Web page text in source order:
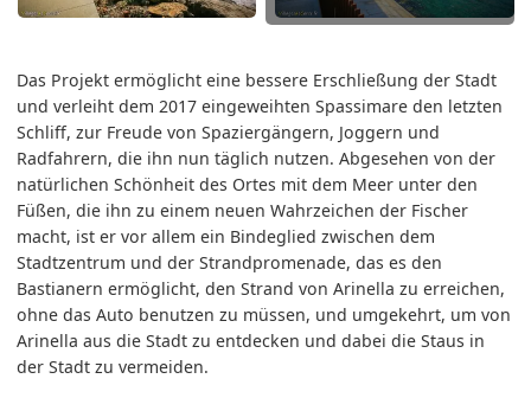
Das Projekt ermöglicht eine bessere Erschließung der Stadt
und verleiht dem 2017 eingeweihten Spassimare den letzten
Schliff, zur Freude von Spaziergängern, Joggern und
Radfahrern, die ihn nun täglich nutzen. Abgesehen von der
natürlichen Schönheit des Ortes mit dem Meer unter den
Füßen, die ihn zu einem neuen Wahrzeichen der Fischer
macht, ist er vor allem ein Bindeglied zwischen dem
Stadtzentrum und der Strandpromenade, das es den
Bastianern ermöglicht, den Strand von Arinella zu erreichen,
ohne das Auto benutzen zu müssen, und umgekehrt, um von
Arinella aus die Stadt zu entdecken und dabei die Staus in
der Stadt zu vermeiden.